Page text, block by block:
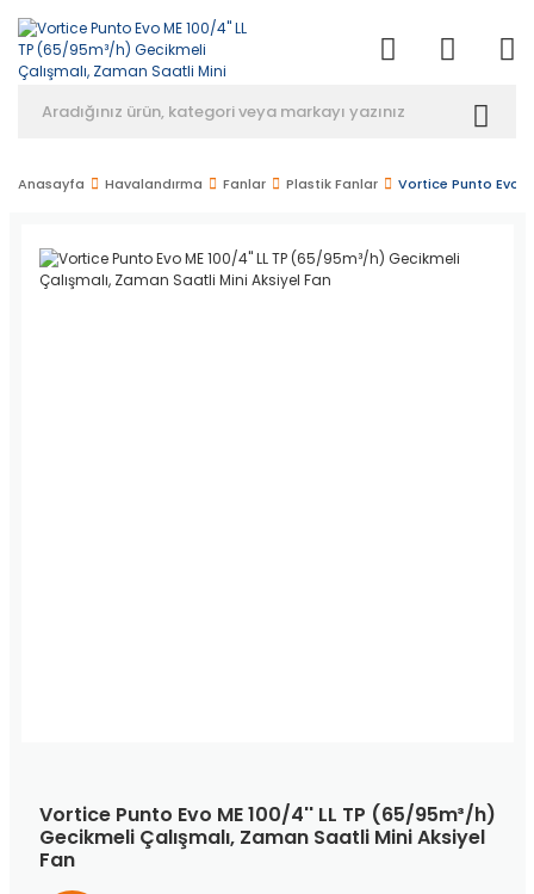
Anasayfa Havalandırma Fanlar Plastik Fanlar Vortice Punto Evo
Vortice Punto Evo ME 100/4'' LL TP (65/95m³/h)
Gecikmeli Çalışmalı, Zaman Saatli Mini Aksiyel
Fan